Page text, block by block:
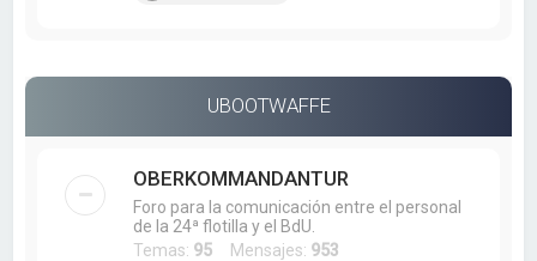
UBOOTWAFFE
OBERKOMMANDANTUR
Foro para la comunicación entre el personal
de la 24ª flotilla y el BdU.
Temas: 95 Mensajes: 953